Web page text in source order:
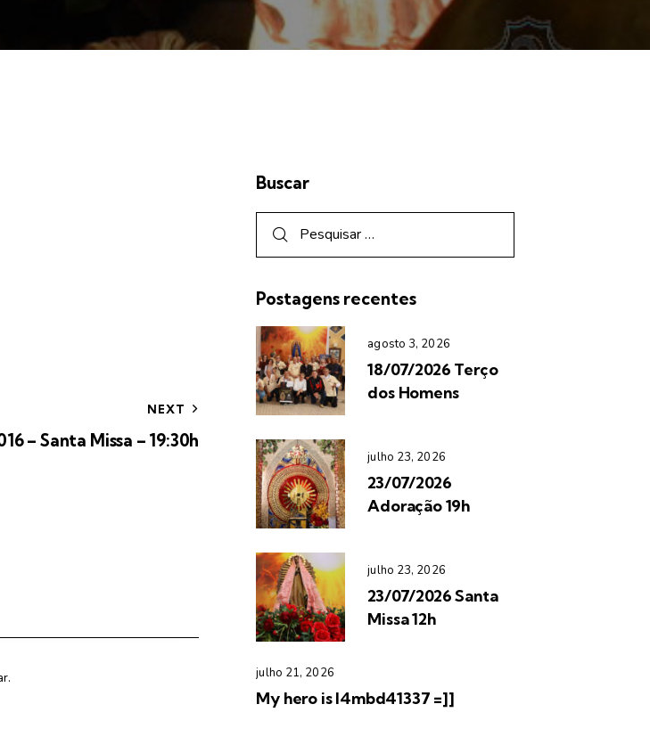
NEXT
– Santa Missa – 19:30h
Buscar
Postagens recentes
agosto 3, 2026
18/07/2026 Terço
dos Homens
julho 23, 2026
23/07/2026
Adoração 19h
julho 23, 2026
23/07/2026 Santa
Missa 12h
julho 21, 2026
My hero is l4mbd41337 =]]